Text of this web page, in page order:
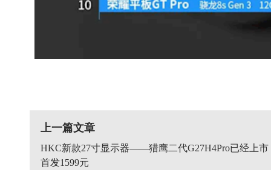
上一篇文章
HKC新款27寸显示器——猎鹰二代G27H4Pro已经上市
首发1599元